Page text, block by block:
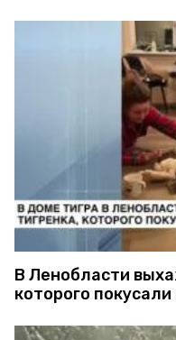
В Ленобласти
которого